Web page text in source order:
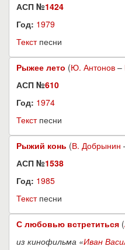
АСП №1424
Год: 1979
Текстпесни
Рыжее лето (Ю. Антонов –
АСП №610
Год: 1974
Текстпесни
Рыжий конь (В. Добрынин
АСП №1538
Год: 1985
Текстпесни
С любовью встретиться (
из кинофильма «Иван